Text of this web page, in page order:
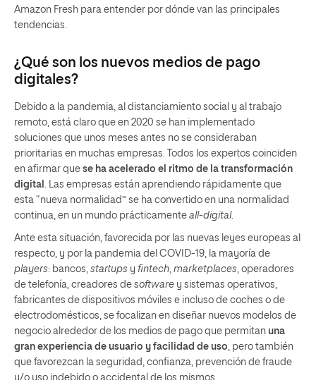
Amazon Fresh para entender por dónde van las principales
tendencias.
¿Qué son los nuevos medios de pago
digitales?
Debido a la pandemia, al distanciamiento social y al trabajo
remoto, está claro que en 2020 se han implementado
soluciones que unos meses antes no se consideraban
prioritarias en muchas empresas. Todos los expertos coinciden
en afirmar que se ha acelerado el ritmo de la transformación
digital
. Las empresas están aprendiendo rápidamente que
esta “nueva normalidad” se ha convertido en una normalidad
continua, en un mundo prácticamente all-digital.
Ante esta situación, favorecida por las nuevas leyes europeas al
respecto, y por la pandemia del COVID-19, la mayoría de
players: bancos, startups y fintech marketplaces , operadores
de telefonía, creadores de software y sistemas operativos,
fabricantes de dispositivos móviles e incluso de coches o de
electrodomésticos, se focalizan en diseñar nuevos modelos de
negocio alrededor de los medios de pago que permitan una
gran experiencia de usuario y facilidad de uso , pero también
que favorezcan la seguridad, confianza, prevención de fraude
y/o uso indebido o accidental de los mismos.